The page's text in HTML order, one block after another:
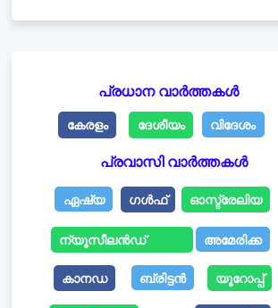
പ്രധാന വാർത്തകൾ
കേരളം ദേശീയം വിദേശം
പ്രവാസി വാർത്തകൾ
ഏഷ്യ ഗൾഫ് ഓസ്ട്രേലിയ
ന്യൂസീലൻഡ് അമേരിക്ക
കാനഡ ബ്രിട്ടൻ യൂറോപ്പ്